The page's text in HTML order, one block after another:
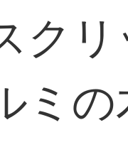
ク
ミ